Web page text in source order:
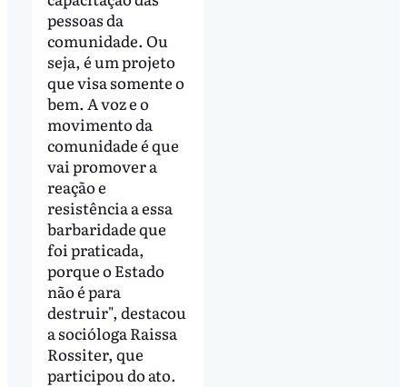
pessoas da
comunidade. Ou
seja, é um projeto
que visa somente o
bem. A voz e o
movimento da
comunidade é que
vai promover a
reação e
resistência a essa
barbaridade que
foi praticada,
porque o Estado
não é para
destruir", destacou
a socióloga Raissa
Rossiter, que
participou do ato.